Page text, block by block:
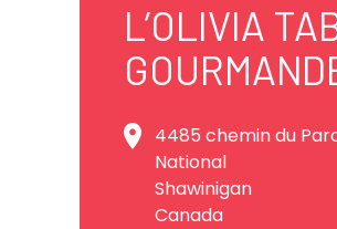
L’OLIVIA
4485 chemin du
National
Shawinigan
Canada